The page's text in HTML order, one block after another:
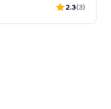
2.3(3)